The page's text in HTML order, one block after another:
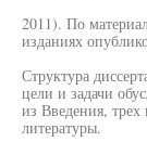
2011). По
изданиях
Структура
цели и задачи
из Введения,
литературы.